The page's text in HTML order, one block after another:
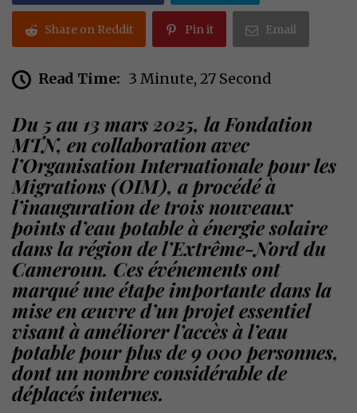
Share on Reddit Pin it Email
Read Time: 3 Minute, 27 Second
Du 5 au 13 mars 2025, la Fondation
MTN, en collaboration avec
l’Organisation Internationale pour les
Migrations (OIM), a procédé à
l’inauguration de trois nouveaux
points d’eau potable à énergie solaire
dans la région de l’Extrême-Nord du
Cameroun. Ces événements ont
marqué une étape importante dans la
mise en œuvre d’un projet essentiel
visant à améliorer l’accès à l’eau
potable pour plus de 9 000 personnes,
dont un nombre considérable de
déplacés internes.